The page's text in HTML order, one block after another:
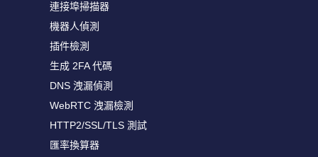
連接埠掃描器
機器人偵測
插件檢測
生成 2FA 代碼
DNS 洩漏偵測
WebRTC 洩漏檢測
HTTP2/SSL/TLS 測試
匯率換算器